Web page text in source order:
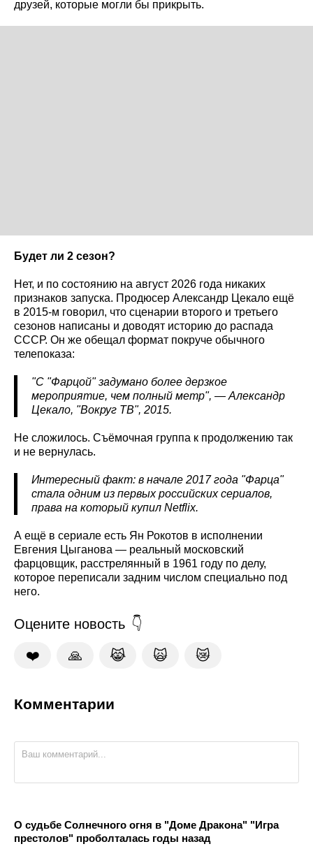
друзей, которые могли бы прикрыть.
Будет ли 2 сезон?
Нет, и по состоянию на август 2026 года никаких
признаков запуска. Продюсер Александр Цекало ещё
в 2015-м говорил, что сценарии второго и третьего
сезонов написаны и доводят историю до распада
СССР. Он же обещал формат покруче обычного
телепоказа:
"С "Фарцой" задумано более дерзкое
мероприятие, чем полный метр", — Александр
Цекало, "Вокруг ТВ", 2015.
Не сложилось. Съёмочная группа к продолжению так
и не вернулась.
Интересный факт: в начале 2017 года "Фарца"
стала одним из первых российских сериалов,
права на который купил Netflix.
А ещё в сериале есть Ян Рокотов в исполнении
Евгения Цыганова — реальный московский
фарцовщик, расстрелянный в 1961 году по делу,
которое переписали задним числом специально под
него.
Оцените новость
❤️ 🙏 😹 🙀 😿
Комментарии
О судьбе Солнечного огня в "Доме Дракона" "Игра
престолов" проболталась годы назад